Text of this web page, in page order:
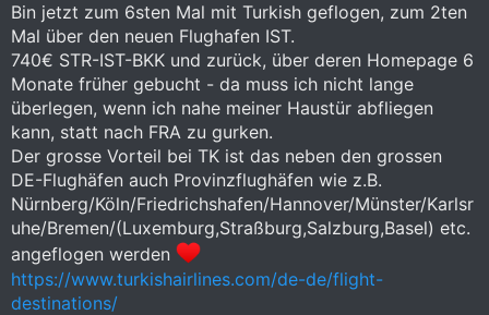
Bin jetzt zum 6sten Mal mit Turkish geflogen, zum 2ten
Mal über den neuen Flughafen IST.
740€ STR-IST-BKK und zurück, über deren Homepage 6
Monate früher gebucht - da muss ich nicht lange
überlegen, wenn ich nahe meiner Haustür abfliegen
kann, statt nach FRA zu gurken.
Der grosse Vorteil bei TK ist das neben den grossen
DE-Flughäfen auch Provinzflughäfen wie z.B.
Nürnberg/Köln/Friedrichshafen/Hannover/Münster/Karlsr
uhe/Bremen/(Luxemburg,Straßburg,Salzburg,Basel) etc.
angeflogen werden
https://www.turkishairlines.com/de-de/flight-
destinations/